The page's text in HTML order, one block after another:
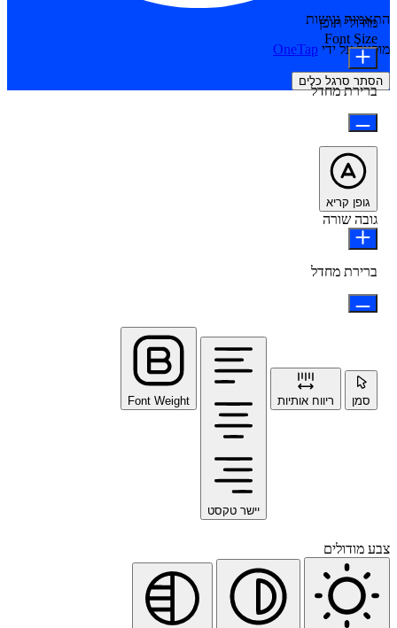
התאמות נגישות
מופעל על ידי OneTap
הסתר סרגל כלים
מודולי תוכן
Font Size
ברירת מחדל
גופן קריא
גובה שורה
ברירת מחדל
סמן ריווח אותיות
יישר טקסט
Font Weight
צבע מודולים